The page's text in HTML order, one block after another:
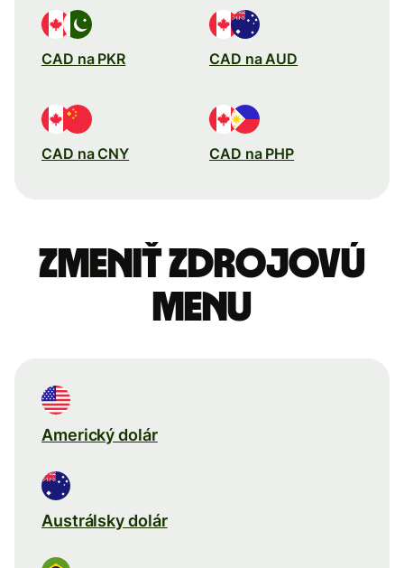
CAD na PKR CAD na AUD
CAD na CNY CAD na PHP
Zmeniť zdrojovú
menu
Americký dolár
Austrálsky dolár